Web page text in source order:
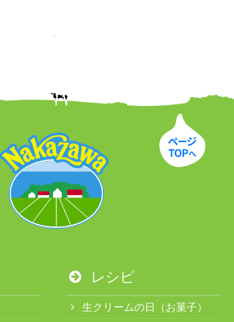
レシピ
生クリームの日（お菓子）